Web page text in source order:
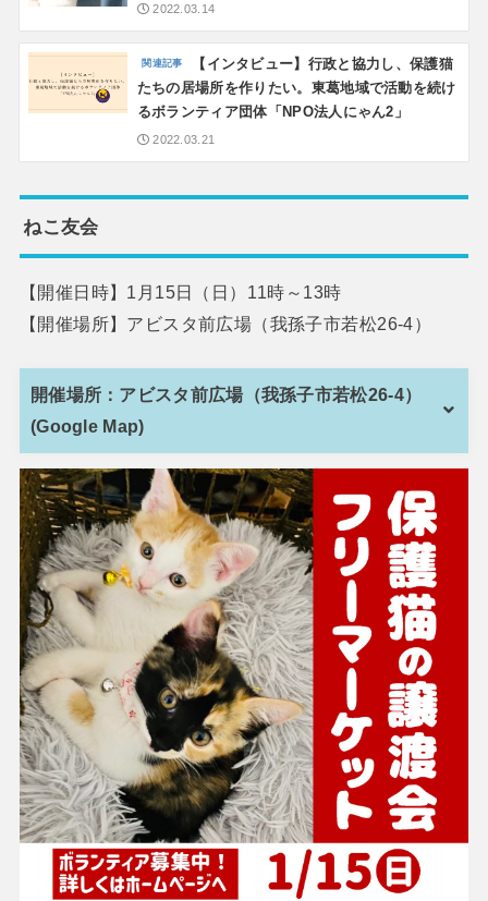
2022.03.14
【インタビュー】行政と協力し、保護猫
たちの居場所を作りたい。東葛地域で活動を続け
るボランティア団体「NPO法人にゃん2」
2022.03.21
ねこ友会
【開催日時】1月15日（日）11時～13時
【開催場所】アビスタ前広場（我孫子市若松26-4）
開催場所：アビスタ前広場（我孫子市若松26-4）
(Google Map)